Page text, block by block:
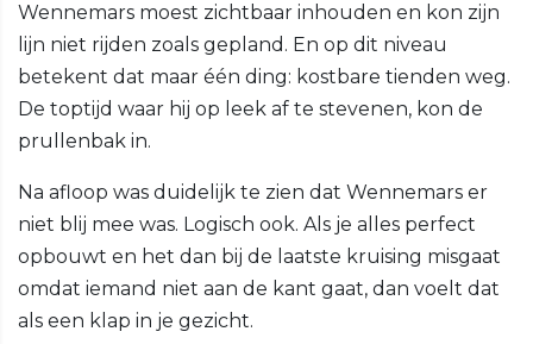
Wennemars moest zichtbaar inhouden en kon zijn
lijn niet rijden zoals gepland. En op dit niveau
betekent dat maar één ding: kostbare tienden weg.
De toptijd waar hij op leek af te stevenen, kon de
prullenbak in.
Na afloop was duidelijk te zien dat Wennemars er
niet blij mee was. Logisch ook. Als je alles perfect
opbouwt en het dan bij de laatste kruising misgaat
omdat iemand niet aan de kant gaat, dan voelt dat
als een klap in je gezicht.